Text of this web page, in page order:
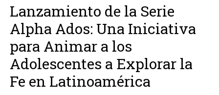
Lanzamiento de la Serie
Alpha Ados: Una Iniciativa
para Animar a los
Adolescentes a Explorar la
Fe en Latinoamérica